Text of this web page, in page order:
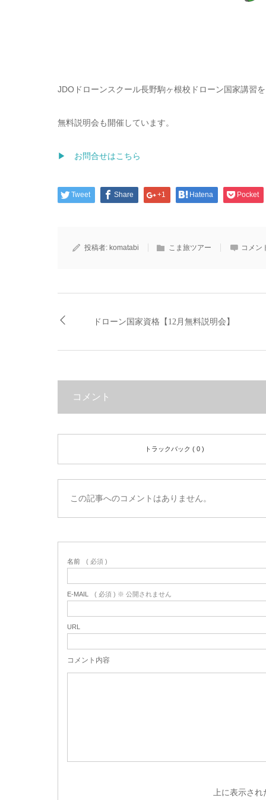
JDOドローンスクール長野駒ヶ根校ドローン国家講習
無料説明会も開催しています。
▶ お問合せはこちら
Tweet Share +1 Hatena Pocket
投稿者: komatabi こま旅ツアー コメン
ドローン国家資格【12月無料説明会】
コメント
トラックバック ( 0 )
この記事へのコメントはありません。
名前 ( 必須 )
E-MAIL ( 必須 ) ※ 公開されません
URL
コメント内容
上に表示さ